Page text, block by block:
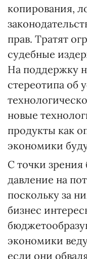
копирования,
прав. Тратят
судебные
На поддержку
стереотипа об
новые
продукты как
экономики
С точки зрения
давление на
поскольку за
бизнес
экономики
если они